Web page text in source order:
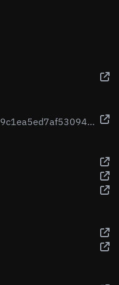
https://arbiscan.io/address/0x29c1ea5ed7af53094b1a79ef60d20641987c867e